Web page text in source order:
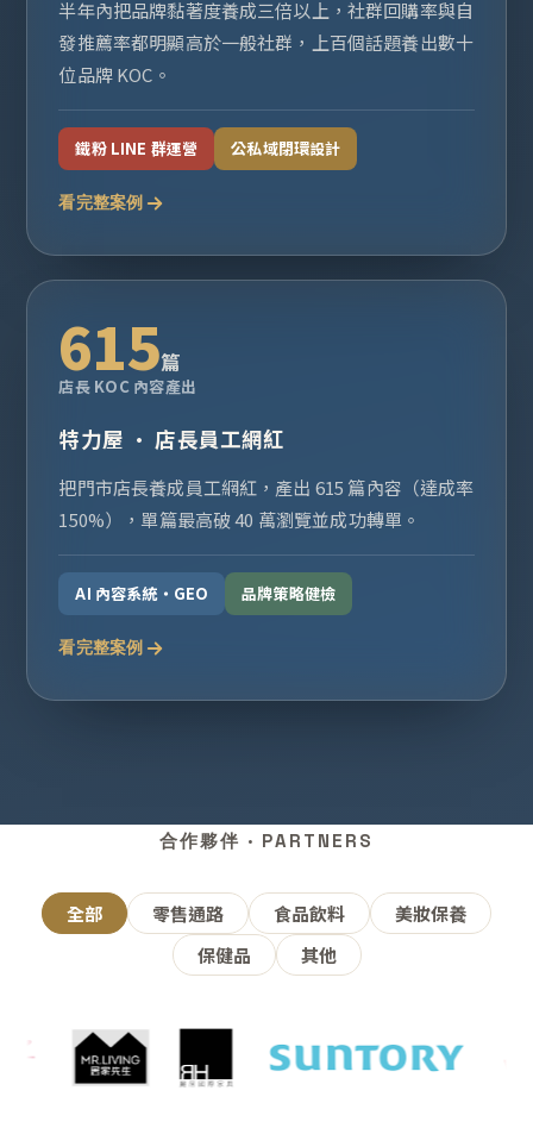
半年內把品牌黏著度養成三倍以上，社群回購率與自
發推薦率都明顯高於一般社群，上百個話題養出數十
位品牌 KOC。
鐵粉 LINE 群運營 公私域閉環設計
看完整案例
615篇
店長 KOC 內容產出
特力屋 · 店長員工網紅
把門市店長養成員工網紅，產出 615 篇內容（達成率
150%），單篇最高破 40 萬瀏覽並成功轉單。
AI 內容系統・GEO 品牌策略健檢
看完整案例
合作夥伴 · PARTNERS
全部 零售通路 食品飲料
美妝保養
保健品
其他